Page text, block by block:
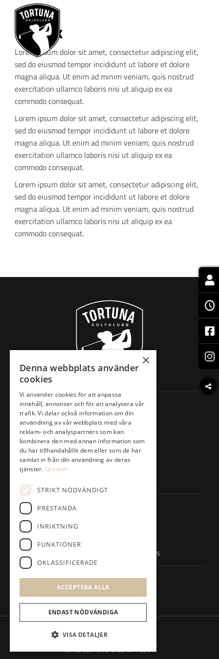
Rubrik
Lorem ipsum dolor sit amet, consectetur adipiscing elit,
sed do eiusmod tempor incididunt ut labore et dolore
magna aliqua. Ut enim ad minim veniam, quis nostrud
exercitation ullamco laboris nisi ut aliquip ex ea
commodo consequat.
Lorem ipsum dolor sit amet, consectetur adipiscing elit,
sed do eiusmod tempor incididunt ut labore et dolore
magna aliqua. Ut enim ad minim veniam, quis nostrud
exercitation ullamco laboris nisi ut aliquip ex ea
commodo consequat.
Lorem ipsum dolor sit amet, consectetur adipiscing elit,
sed do eiusmod tempor incididunt ut labore et dolore
magna aliqua. Ut enim ad minim veniam, quis nostrud
exercitation ullamco laboris nisi ut aliquip ex ea
commodo consequat.
Information
Spela golf
Träna golf
Klubben
Företag
Nicktuna, 725 96 Västerås
Följ oss
Administration
Hemsidan levereras av Kust IT
×
Denna webbplats använder
cookies
Vi använder cookies för att anpassa
innehåll, annonser och för att analysera vår
trafik. Vi delar också information om din
användning av vår webbplats med våra
reklam- och analyspartners som kan
kombinera den med annan information som
du har tillhandahållit dem eller som de har
samlat in från din användning av deras
tjänster. Läs mer
STRIKT NÖDVÄNDIGT
PRESTANDA
INRIKTNING
FUNKTIONER
OKLASSIFICERADE
ACCEPTERA ALLA
ENDAST NÖDVÄNDIGA
VISA DETALJER